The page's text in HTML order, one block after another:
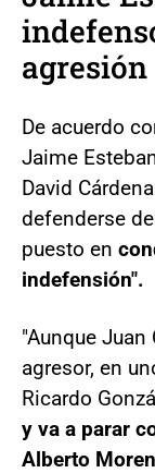
agresión
De acuerdo
Jaime
David
defenderse
puesto en
indefensión".
"Aunque
agresor, en
Ricardo
y va a parar
Alberto